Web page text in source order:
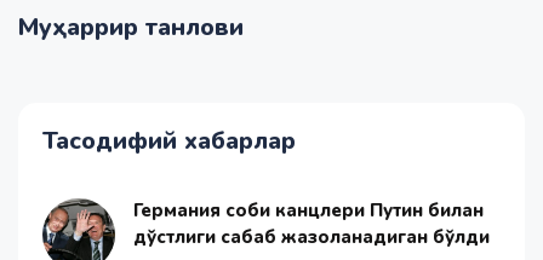
Муҳаррир танлови
Тасодифий хабарлар
Германия собиқ канцлери Путин билан
дўстлиги сабаб жазоланадиган бўлди